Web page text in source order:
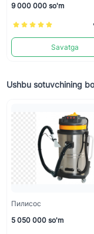
9 000 000 so'm
Savatga
Ushbu sotuvchining
Пилисос
5 050 000 so'm